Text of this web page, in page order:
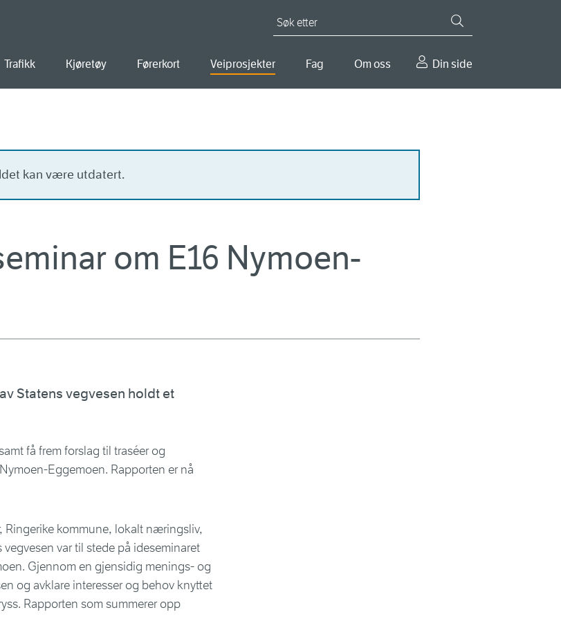
Trafikk Kjøretøy Førerkort Veiprosjekter Fag Om oss Din side
kan være utdatert.
om E16 Nymoen-
Statens vegvesen holdt et
få frem forslag til traséer og
Eggemoen. Rapporten er nå
Ringerike kommune, lokalt næringsliv,
var til stede på ideseminaret
Gjennom en gjensidig menings- og
og avklare interesser og behov knyttet
Rapporten som summerer opp